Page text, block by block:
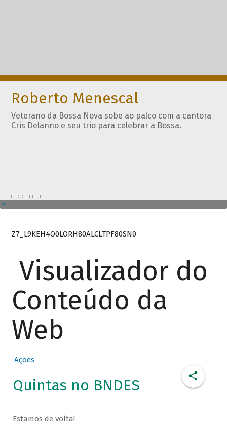
Roberto Menescal
Veterano da Bossa Nova sobe ao palco com a cantora
Cris Delanno e seu trio para celebrar a Bossa.
Z7_L9KEH4O0LORH80ALCLTPF80SN0
Visualizador do
Conteúdo da
Web
Ações
Quintas no BNDES
Estamos de volta!